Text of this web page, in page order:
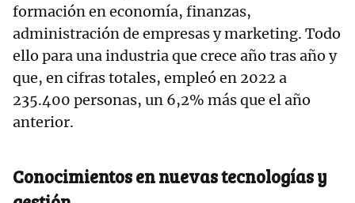
formación en economía, finanzas,
administración de empresas y marketing. Todo
ello para una industria que crece año tras año y
que, en cifras totales, empleó en 2022 a
235.400 personas, un 6,2% más que el año
anterior.
Conocimientos en nuevas tecnologías y